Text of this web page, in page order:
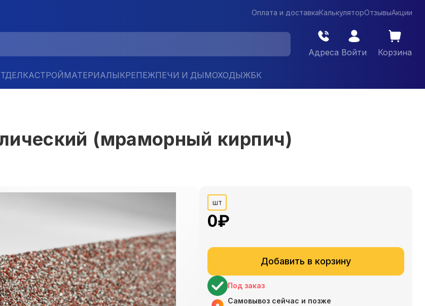
Оплата и доставкаКалькуляторОтзывыАкции
Адреса Войти Корзина
СТРОЙМАТЕРИАЛЫКРЕПЕЖПЕЧИ И ДЫМОХОДЫЖБК
(мраморный кирпич)
шт
0₽
Добавить в корзину
Под заказ
Самовывоз сейчас и позже